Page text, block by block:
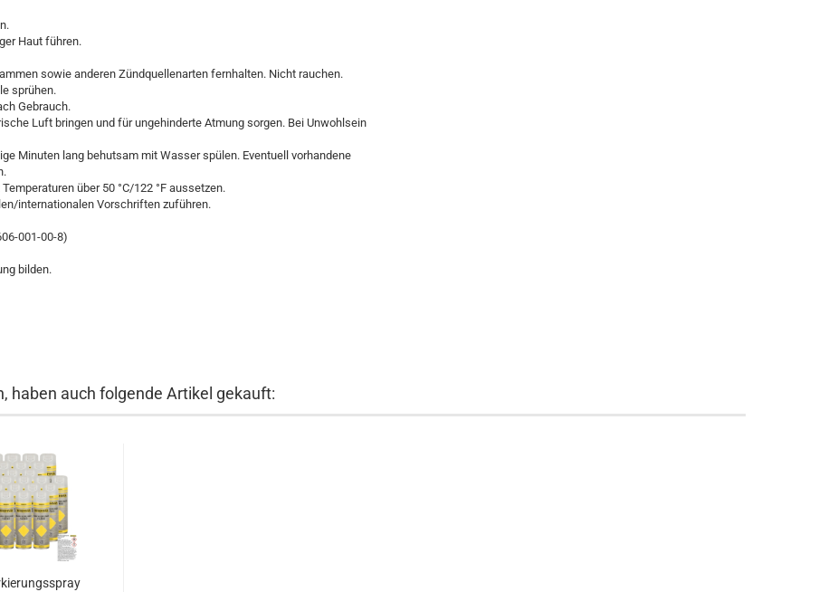
Haut führen.
sowie anderen Zündquellenarten fernhalten. Nicht rauchen.
sprühen.
Gebrauch.
Luft bringen und für ungehinderte Atmung sorgen. Bei Unwohlsein
Minuten lang behutsam mit Wasser spülen. Eventuell vorhandene
über 50 °C/122 °F aussetzen.
internationalen Vorschriften zuführen.
001-00-8)
bilden.
haben auch folgende Artikel gekauft: